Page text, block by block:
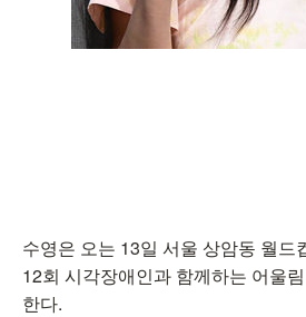
수영은 오는 13일 서울 상암동 월드
12회 시각장애인과 함께하는 어울
한다.